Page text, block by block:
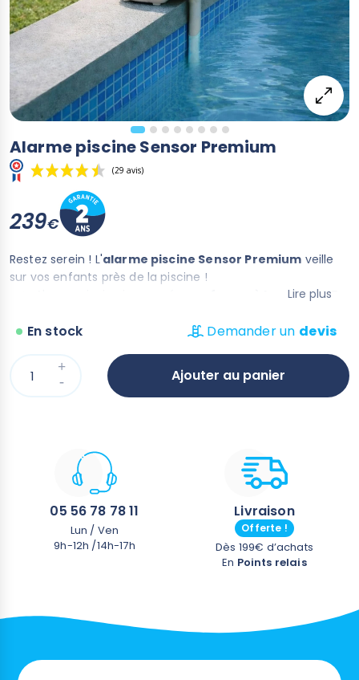
Alarme piscine Sensor Premium
(29 avis)
239€
Restez serein ! L'alarme piscine Sensor Premium veille
sur vos enfants près de la piscine !
conforme à la norme NF
Meilleur rapport qualité / prix
Prête à l'emploi
Se fixe sur la margelle de votre piscine
2 clés magnétiques fournies avec l'alarme
Lire plus
En stock Demander un devis
Ajouter au panier
05 56 78 78 11
Lun / Ven
9h-12h /14h-17h
Livraison
Offerte !
Dès 199€ d’achats
En Points relais